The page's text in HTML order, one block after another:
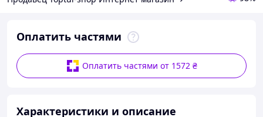
Оплатить частями
Оплатить частями от 1572 ₴
Характеристики и описание